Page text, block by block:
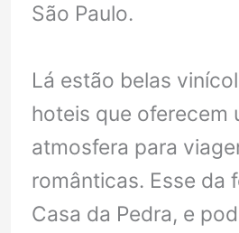
São Paulo.
Lá estão belas
hoteis que oferecem
atmosfera para
românticas. Esse da
Casa da Pedra, e